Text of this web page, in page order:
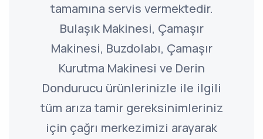
tamamına servis vermektedir.
Bulaşık Makinesi, Çamaşır
Makinesi, Buzdolabı, Çamaşır
Kurutma Makinesi ve Derin
Dondurucu ürünlerinizle ile ilgili
tüm arıza tamir gereksinimleriniz
için çağrı merkezimizi arayarak